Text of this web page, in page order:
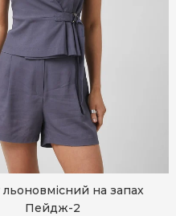
на запах
Пейдж-2